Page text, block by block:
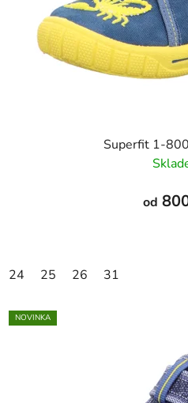
Superfit 1-
od
24 25 26 31
NOVINKA